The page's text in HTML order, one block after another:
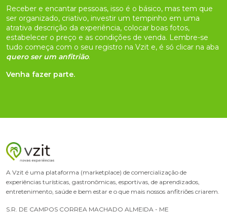
Receber e encantar pessoas, isso é o básico, mas tem que
ser organizado, criativo, investir um tempinho em uma
atrativa descrição da experiência, colocar boas fotos,
estabelecer o preço e as condições de venda. Lembre-se
tudo começa com o seu registro na Vzit e, é só clicar na aba
quero ser um anfitrião.
Venha fazer parte.
A Vzit é uma plataforma (marketplace) de comercialização de
experiências turísticas, gastronômicas, esportivas, de aprendizados,
entretenimento, saúde e bem estar e o que mais nossos anfitriões criarem.
S.R. DE CAMPOS CORREA MACHADO ALMEIDA - ME